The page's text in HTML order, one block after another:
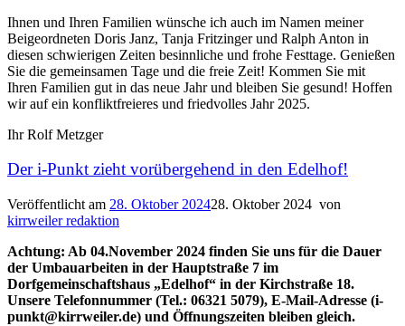
Ihnen und Ihren Familien wünsche ich auch im Namen meiner
Beigeordneten Doris Janz, Tanja Fritzinger und Ralph Anton in
diesen schwierigen Zeiten besinnliche und frohe Festtage. Genießen
Sie die gemeinsamen Tage und die freie Zeit! Kommen Sie mit
Ihren Familien gut in das neue Jahr und bleiben Sie gesund! Hoffen
wir auf ein konfliktfreieres und friedvolles Jahr 2025.
Ihr Rolf Metzger
Der i-Punkt zieht vorübergehend in den Edelhof!
Veröffentlicht am 28. Oktober 202428. Oktober 2024 von
kirrweiler redaktion
Achtung: Ab 04.November 2024 finden Sie uns für die Dauer
der Umbauarbeiten in der Hauptstraße 7 im
Dorfgemeinschaftshaus „Edelhof“ in der Kirchstraße 18.
Unsere Telefonnummer (Tel.: 06321 5079), E-Mail-Adresse (i-
punkt@kirrweiler.de) und Öffnungszeiten bleiben gleich.